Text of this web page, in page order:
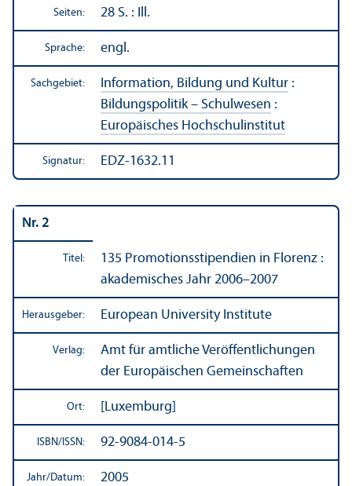
Seiten: 28 S. : Ill.
Sprache: engl.
Sachgebiet: Information, Bildung und Kultur :
Bildungs­politik – Schulwesen :
Europäisches Hochschul­institut
Signatur: EDZ-1632.11
Nr. 2
Titel:
135 Promotions­stipendien in Florenz :
akademisches Jahr 2006–2007
Herausgeber: European University Institute
Verlag:
Amt für amtliche Veröffentlichungen
der Europäischen Gemeinschaften
Ort: [Luxemburg]
ISBN/ ISSN: 92-9084-014-5
Jahr/Datum: 2005